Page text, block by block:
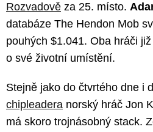
Rozvadově za 25. místo.
databáze The Hendon Mob
pouhých $1.041. Oba hráči
o své životní umístění.
Stejně jako do čtvrtého dne i
chipleadera norský hráč Jon
má skoro trojnásobný stack.